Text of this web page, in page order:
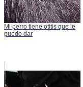
Mi perro tiene otitis que le
puedo dar